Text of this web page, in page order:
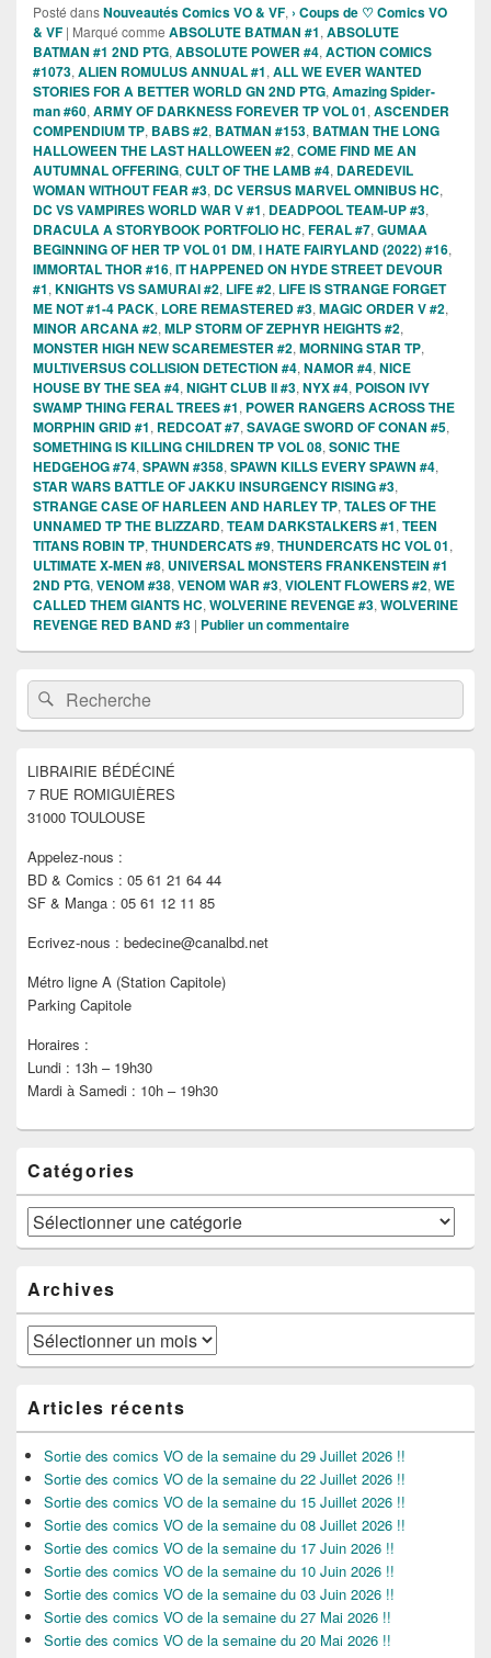
Posté dansNouveautés Comics VO & VF, › Coups de ♡ Comics VO
& VF | Marqué comme ABSOLUTE BATMAN #1, ABSOLUTE
BATMAN #1 2ND PTG, ABSOLUTE POWER #4, ACTION COMICS
#1073, ALIEN ROMULUS ANNUAL #1, ALL WE EVER WANTED
STORIES FOR A BETTER WORLD GN 2ND PTG, Amazing Spider-
man #60, ARMY OF DARKNESS FOREVER TP VOL 01, ASCENDER
COMPENDIUM TP, BABS #2, BATMAN #153, BATMAN THE LONG
HALLOWEEN THE LAST HALLOWEEN #2, COME FIND ME AN
AUTUMNAL OFFERING, CULT OF THE LAMB #4, DAREDEVIL
WOMAN WITHOUT FEAR #3, DC VERSUS MARVEL OMNIBUS HC,
DC VS VAMPIRES WORLD WAR V #1, DEADPOOL TEAM-UP #3,
DRACULA A STORYBOOK PORTFOLIO HC, FERAL #7, GUMAA
BEGINNING OF HER TP VOL 01 DM, I HATE FAIRYLAND (2022) #16,
IMMORTAL THOR #16, IT HAPPENED ON HYDE STREET DEVOUR
#1, KNIGHTS VS SAMURAI #2, LIFE #2, LIFE IS STRANGE FORGET
ME NOT #1-4 PACK, LORE REMASTERED #3, MAGIC ORDER V #2,
MINOR ARCANA #2, MLP STORM OF ZEPHYR HEIGHTS #2,
MONSTER HIGH NEW SCAREMESTER #2, MORNING STAR TP,
MULTIVERSUS COLLISION DETECTION #4, NAMOR #4, NICE
HOUSE BY THE SEA #4, NIGHT CLUB II #3, NYX #4, POISON IVY
SWAMP THING FERAL TREES #1, POWER RANGERS ACROSS THE
MORPHIN GRID #1, REDCOAT #7, SAVAGE SWORD OF CONAN #5,
SOMETHING IS KILLING CHILDREN TP VOL 08, SONIC THE
HEDGEHOG #74, SPAWN #358, SPAWN KILLS EVERY SPAWN #4,
STAR WARS BATTLE OF JAKKU INSURGENCY RISING #3,
STRANGE CASE OF HARLEEN AND HARLEY TP, TALES OF THE
UNNAMED TP THE BLIZZARD, TEAM DARKSTALKERS #1, TEEN
TITANS ROBIN TP, THUNDERCATS #9, THUNDERCATS HC VOL 01,
ULTIMATE X-MEN #8, UNIVERSAL MONSTERS FRANKENSTEIN #1
2ND PTG, VENOM #38, VENOM WAR #3, VIOLENT FLOWERS #2, WE
CALLED THEM GIANTS HC, WOLVERINE REVENGE #3, WOLVERINE
REVENGE RED BAND #3 | Publier un commentaire
Zone
principale
de
widget
barre
latérale
Recherche :Rechercher
LIBRAIRIE BÉDÉCINÉ
7 RUE ROMIGUIÈRES
31000 TOULOUSE
Appelez-nous :
BD & Comics : 05 61 21 64 44
SF & Manga : 05 61 12 11 85
Ecrivez-nous : bedecine@canalbd.net
Métro ligne A (Station Capitole)
Parking Capitole
Horaires :
Lundi : 13h – 19h30
Mardi à Samedi : 10h – 19h30
Catégories
Catégories
Archives
Archives
Articles récents
Sortie des comics VO de la semaine du 29 Juillet 2026 !!
Sortie des comics VO de la semaine du 22 Juillet 2026 !!
Sortie des comics VO de la semaine du 15 Juillet 2026 !!
Sortie des comics VO de la semaine du 08 Juillet 2026 !!
Sortie des comics VO de la semaine du 17 Juin 2026 !!
Sortie des comics VO de la semaine du 10 Juin 2026 !!
Sortie des comics VO de la semaine du 03 Juin 2026 !!
Sortie des comics VO de la semaine du 27 Mai 2026 !!
Sortie des comics VO de la semaine du 20 Mai 2026 !!